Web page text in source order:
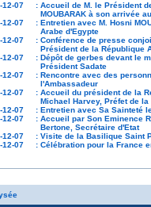
12-07
: Accueil de M. le Président
MOUBARAK à son arrivée
12-07
: Entretien avec M. Hosni
Arabe d'Egypte
12-07
: Conférence de presse
Président de la République
12-07
: Dépôt de gerbes devant le
Président Sadate
12-07
: Rencontre avec des
l'Ambassadeur
12-07
: Accueil du président de la
Michael Harvey, Préfet de
12-07
: Entretien avec Sa Sainteté
12-07
: Accueil par Son Eminence
Bertone, Secrétaire d'Etat
12-07
: Visite de la Basilique Saint
12-07
: Célébration pour la France